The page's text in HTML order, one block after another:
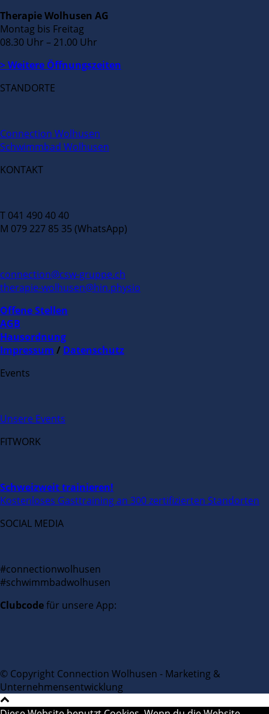
Therapie Wolhusen AG
Montag bis Freitag
08.30 Uhr – 21.00 Uhr
> Weitere Öffnungszeiten
STANDORTE
Connection Wolhusen
Schwimmbad Wolhusen
KONTAKT
T 041 490 40 40
M 079 227 85 35 (WhatsApp)
connection@csw-gruppe.ch
therapie-wolhusen@hin.physio
Offene Stellen
AGB
Hausordnung
Impressum / Datenschutz
Events
Unsere Events
FITWORK
Schweizweit trainieren!
Kostenloses Gasttraining an 300 zertifizierten Standorten
SOCIAL MEDIA
#connectionwolhusen
#schwimmbadwolhusen
Clubcodefür unsere App:
© Copyright Connection Wolhusen - Marketing &
Unternehmensentwicklung